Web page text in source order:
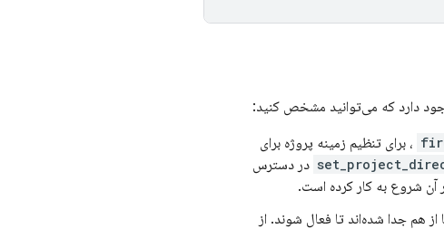
وجود دارد که می‌توانید مشخص کنید:
، برای تنظیم زمینه پروژه برای
در دسترس
هم جدا شده‌اند تا فعال شوند. از